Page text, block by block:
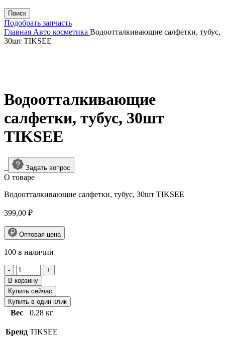
Поиск
Подобрать запчасть
Главная Авто косметика Водоотталкивающие салфетки, тубус,
30шт TIKSEE
Водоотталкивающие
салфетки, тубус, 30шт
TIKSEE
Задать вопрос
О товарe
Водоотталкивающие салфетки, тубус, 30шт TIKSEE
399,00 ₽
Оптовая цена
100 в наличии
Количество
товара
Водоотталкивающие
салфетки,
тубус,
30шт
В корзину
Купить сейчас
Купить в один клик
Вес 0,28 кг
Бренд TIKSEE